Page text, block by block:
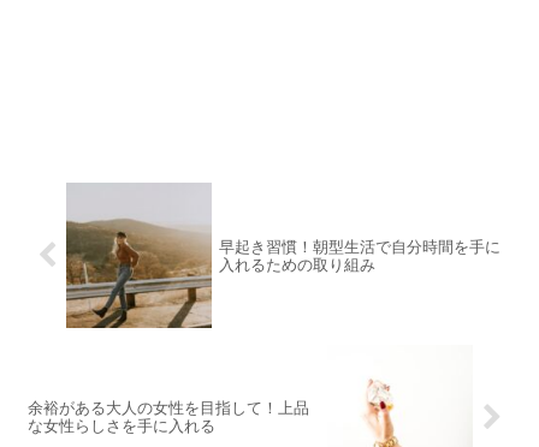
早起き習慣！朝型生活で自分時間を手に
入れるための取り組み
余裕がある大人の女性を目指して！上品
な女性らしさを手に入れる